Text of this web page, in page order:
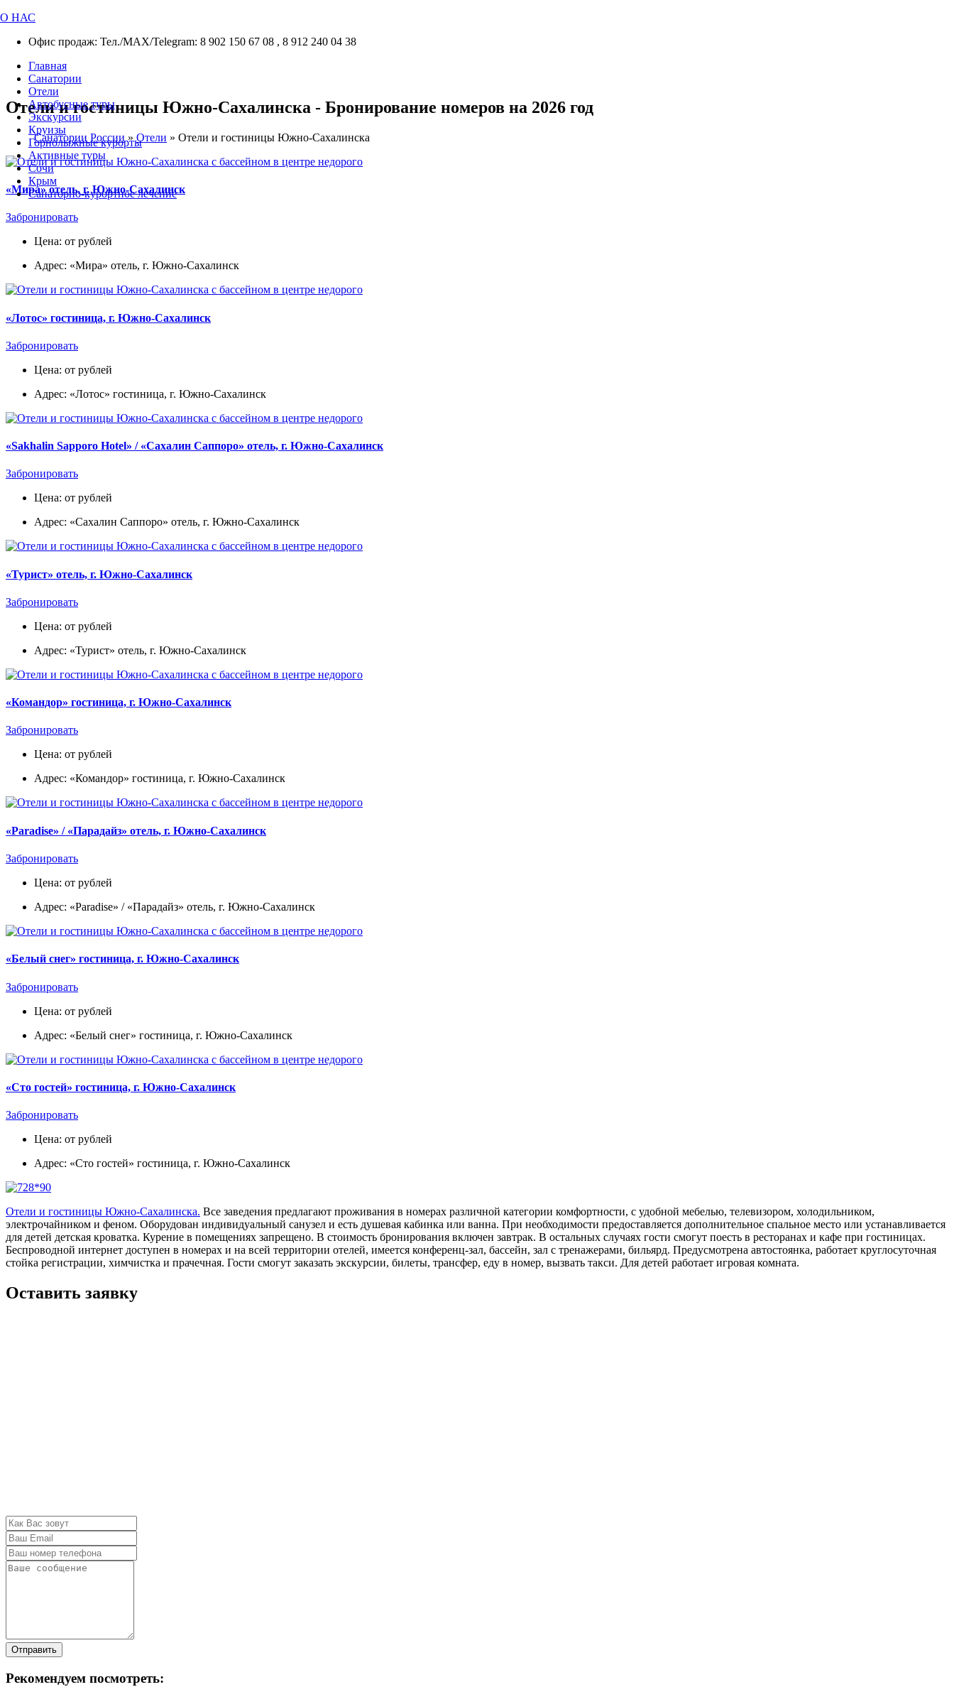
О НАС
Офис продаж: Тел./МАХ/Telegram: 8 902 150 67 08 , 8 912 240 04 38
Главная
Санатории
Отели
Автобусные туры
Экскурсии
Круизы
Горнолыжные курорты
Активные туры
Сочи
Крым
Санаторно-курортное лечение
Отели и гостиницы Южно-Сахалинска - Бронирование номеров на 2026 год
Санатории России » Отели » Отели и гостиницы Южно-Сахалинска
«Мира» отель, г. Южно-Сахалинск
Забронировать
Цена: от рублей
Адрес: «Мира» отель, г. Южно-Сахалинск
«Лотос» гостиница, г. Южно-Сахалинск
Забронировать
Цена: от рублей
Адрес: «Лотос» гостиница, г. Южно-Сахалинск
«Sakhalin Sapporo Hotel» / «Сахалин Саппоро» отель, г. Южно-Сахалинск
Забронировать
Цена: от рублей
Адрес: «Сахалин Саппоро» отель, г. Южно-Сахалинск
«Турист» отель, г. Южно-Сахалинск
Забронировать
Цена: от рублей
Адрес: «Турист» отель, г. Южно-Сахалинск
«Командор» гостиница, г. Южно-Сахалинск
Забронировать
Цена: от рублей
Адрес: «Командор» гостиница, г. Южно-Сахалинск
«Paradise» / «Парадайз» отель, г. Южно-Сахалинск
Забронировать
Цена: от рублей
Адрес: «Paradise» / «Парадайз» отель, г. Южно-Сахалинск
«Белый снег» гостиница, г. Южно-Сахалинск
Забронировать
Цена: от рублей
Адрес: «Белый снег» гостиница, г. Южно-Сахалинск
«Сто гостей» гостиница, г. Южно-Сахалинск
Забронировать
Цена: от рублей
Адрес: «Сто гостей» гостиница, г. Южно-Сахалинск
Отели и гостиницы Южно-Сахалинска. Все заведения предлагают проживания в номерах различной категории комфортности, с удобной мебелью, телевизором, холодильником,
электрочайником и феном. Оборудован индивидуальный санузел и есть душевая кабинка или ванна. При необходимости предоставляется дополнительное спальное место или устанавливается
для детей детская кроватка. Курение в помещениях запрещено. В стоимость бронирования включен завтрак. В остальных случаях гости смогут поесть в ресторанах и кафе при гостиницах.
Беспроводной интернет доступен в номерах и на всей территории отелей, имеется конференц-зал, бассейн, зал с тренажерами, бильярд. Предусмотрена автостоянка, работает круглосуточная
стойка регистрации, химчистка и прачечная. Гости смогут заказать экскурсии, билеты, трансфер, еду в номер, вызвать такси. Для детей работает игровая комната.
Оставить заявку
Отправить
Рекомендуем посмотреть: